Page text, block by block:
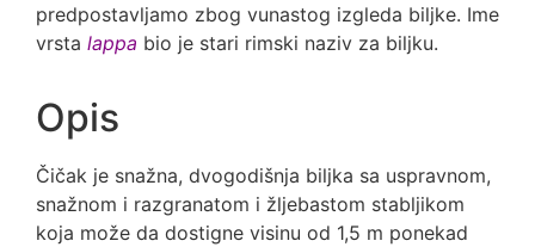
predpostavljamo zbog vunastog izgleda biljke. Ime
vrsta lappa bio je stari rimski naziv za biljku.
Opis
Čičak je snažna, dvogodišnja biljka sa uspravnom,
snažnom i razgranatom i žljebastom stabljikom
koja može da dostigne visinu od 1,5 m ponekad